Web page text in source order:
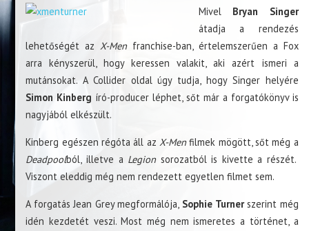
Mivel Bryan Singer
átadja a rendezés
lehetőségét az X-Menfranchise-ban, értelemszerűen a Fox
arra kényszerül, hogy keressen valakit, aki azért ismeri a
mutánsokat. A Collider oldal úgy tudja, hogy Singer helyére
Simon Kinberg író-producer léphet, sőt már a forgatókönyv is
nagyjából elkészült.
Kinberg egészen régóta áll az X-Menfilmek mögött, sőt még a
Deadpoolból, illetve a Legionsorozatból is kivette a részét.
Viszont eleddig még nem rendezett egyetlen filmet sem.
A forgatás Jean Grey megformálója,Sophie Turnerszerint még
idén kezdetét veszi. Most még nem ismeretes a történet, a